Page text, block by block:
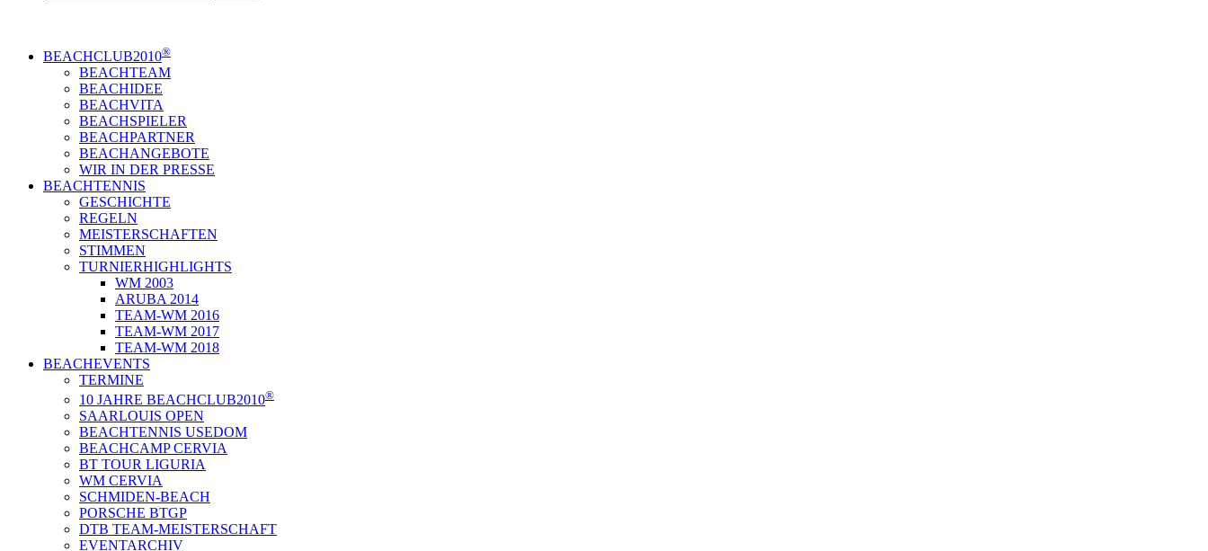
BEACHCLUB2010®
BEACHTEAM
BEACHIDEE
BEACHVITA
BEACHSPIELER
BEACHPARTNER
BEACHANGEBOTE
WIR IN DER PRESSE
BEACHTENNIS
GESCHICHTE
REGELN
MEISTERSCHAFTEN
STIMMEN
TURNIERHIGHLIGHTS
WM 2003
ARUBA 2014
TEAM-WM 2016
TEAM-WM 2017
TEAM-WM 2018
BEACHEVENTS
TERMINE
10 JAHRE BEACHCLUB2010®
SAARLOUIS OPEN
BEACHTENNIS USEDOM
BEACHCAMP CERVIA
BT TOUR LIGURIA
WM CERVIA
SCHMIDEN-BEACH
PORSCHE BTGP
DTB TEAM-MEISTERSCHAFT
EVENTARCHIV